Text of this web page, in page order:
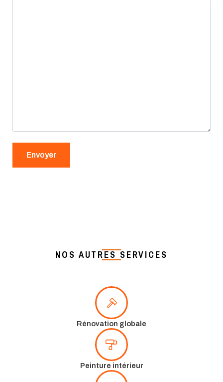
NOS AUTRES SERVICES
Rénovation globale
Peinture intérieur